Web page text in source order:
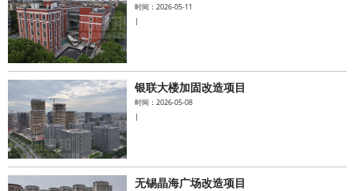
时间：2026-05-11
|
银联大楼加固改造项目
时间：2026-05-08
|
无锡晶海广场改造项目